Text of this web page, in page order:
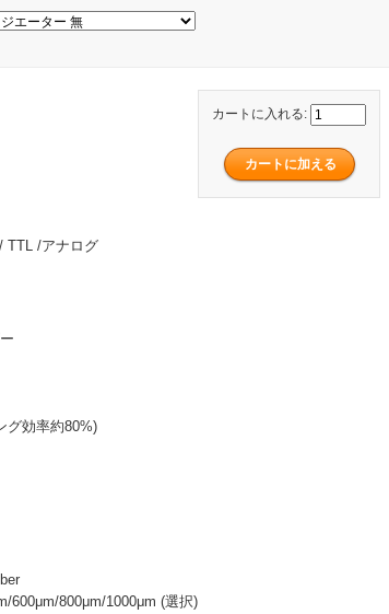
カートに入れる:
TTL /アナログ
グ効率約80%)
600μm/800μm/1000μm (選択)